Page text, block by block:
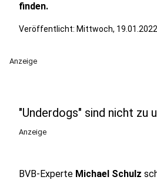
finden.
Veröffentlicht: Mittwoch,
Anzeige
"Underdogs" sind nicht zu
Anzeige
BVB-Experte Michael Schulz